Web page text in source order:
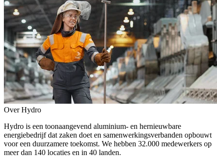
Over Hydro
Hydro is een toonaangevend aluminium- en hernieuwbare
energiebedrijf dat zaken doet en samenwerkingsverbanden opbouwt
voor een duurzamere toekomst. We hebben 32.000 medewerkers op
meer dan 140 locaties en in 40 landen.